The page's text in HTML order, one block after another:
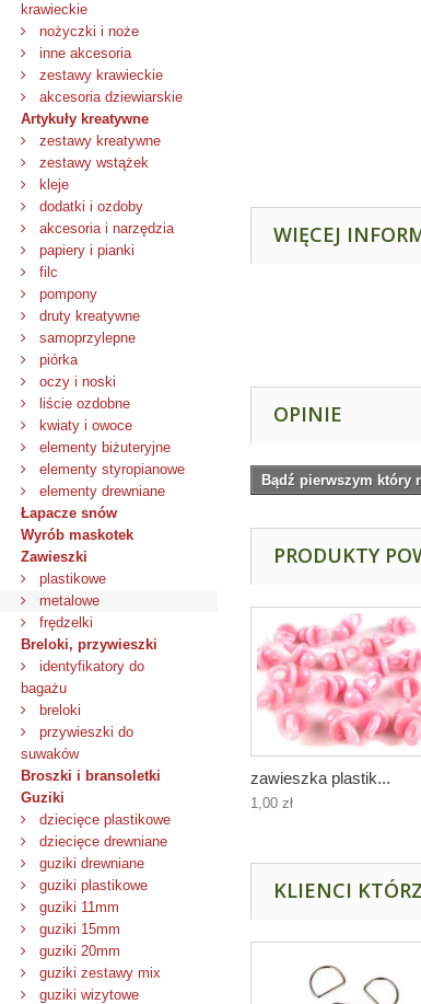
krawieckie
nożyczki i noże
inne akcesoria
zestawy krawieckie
akcesoria dziewiarskie
Artykuły kreatywne
zestawy kreatywne
zestawy wstążek
kleje
dodatki i ozdoby
akcesoria i narzędzia
papiery i pianki
filc
pompony
druty kreatywne
samoprzylepne
piórka
oczy i noski
liście ozdobne
kwiaty i owoce
elementy biżuteryjne
elementy styropianowe
elementy drewniane
Łapacze snów
Wyrób maskotek
Zawieszki
plastikowe
metalowe
frędzelki
Breloki, przywieszki
identyfikatory do
bagażu
breloki
przywieszki do
suwaków
Broszki i bransoletki
Guziki
dziecięce plastikowe
dziecięce drewniane
guziki drewniane
guziki plastikowe
guziki 11mm
guziki 15mm
guziki 20mm
guziki zestawy mix
guziki wizytowe
WIĘCEJ
OPINIE
Bądź pierwszym który
PRODUKTY
zawieszka plastik...
1,00 zł
KLIENCI